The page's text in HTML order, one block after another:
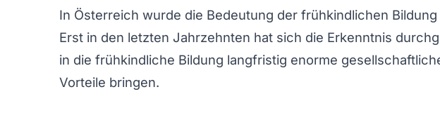
In Österreich wurde die Bedeutung der frühkindlichen
Erst in den letzten Jahrzehnten hat sich die Erkenntnis
in die frühkindliche Bildung langfristig enorme
Vorteile bringen.